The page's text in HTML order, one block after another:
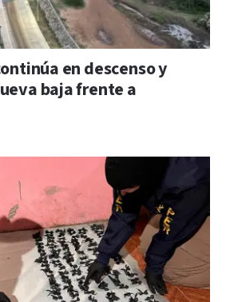
en descenso y
baja frente a